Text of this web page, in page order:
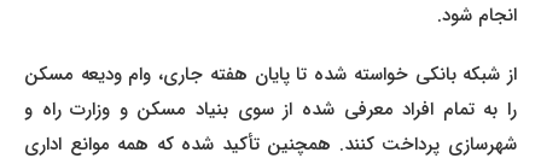
انجام شود.
از شبکه بانکی خواسته شده تا پایان هفته جاری، وام ودیعه مسکن
را به تمام افراد معرفی شده از سوی بنیاد مسکن و وزارت راه و
شهرسازی پرداخت کنند. همچنین تأکید شده که همه موانع اداری